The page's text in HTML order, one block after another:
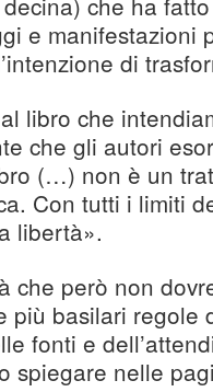
e manifestazioni
di
libro che
che gli autori
(…) non è un
Con tutti i limiti
libertà».
che però non
più basilari regole
fonti e
spiegare nelle